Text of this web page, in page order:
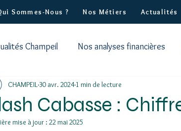
Sommes-Nous ? Nos Métiers Actualités
Champeil Nos analyses financières
Cabasse :
CHAMPEIL 30 avr. 2024 1 min de lecture
mise à jour : 22 mai 2025